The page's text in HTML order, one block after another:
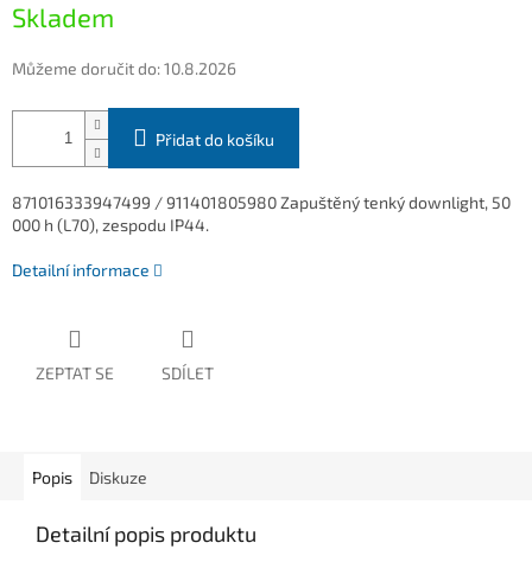
cena:
Skladem
Můžeme doručit do:10.8.2026
Přidat do košíku
871016333947499 / 911401805980 Zapuštěný tenký downlight, 50
000 h (L70), zespodu IP44.
Detailní informace
ZEPTAT SE SDÍLET
Popis Diskuze
Detailní popis produktu